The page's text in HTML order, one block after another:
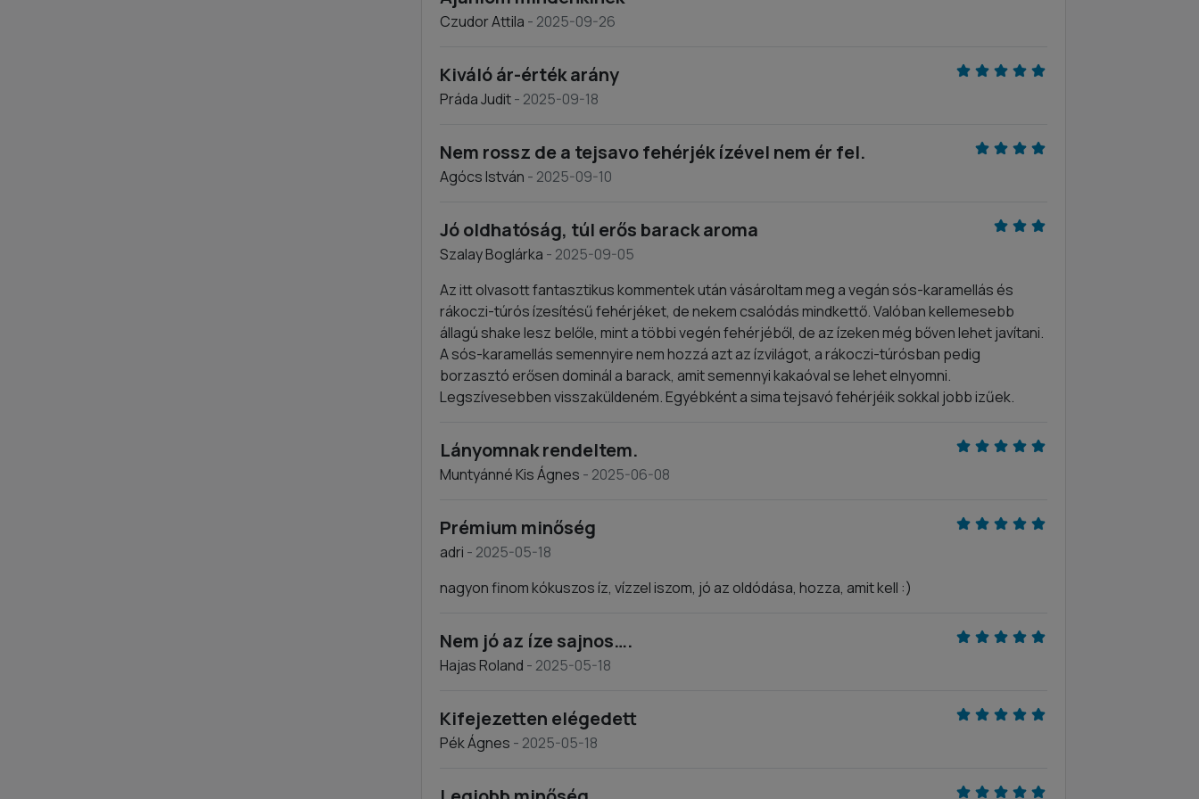
Czudor Attila - 2025-09-26
Kiváló ár-érték arány
Práda Judit- 2025-09-18
Nem rossz de a tejsavo fehérjék ízével nem ér fel.
Agócs István - 2025-09-10
Jó oldhatóság, túl erős barack aroma
Szalay Boglárka - 2025-09-05
Az itt olvasott fantasztikus kommentek után vásároltam meg a vegán sós-karamellás és
rákoczi-túrós ízesítésű fehérjéket, de nekem csalódás mindkettő. Valóban kellemesebb
állagú shake lesz belőle, mint a többi vegén fehérjéből, de az ízeken még bőven lehet javítani.
A sós-karamellás semennyire nem hozzá azt az ízvilágot, a rákoczi-túrósban pedig
borzasztó erősen dominál a barack, amit semennyi kakaóval se lehet elnyomni.
Legszívesebben visszaküldeném. Egyébként a sima tejsavó fehérjéik sokkal jobb izűek.
Lányomnak rendeltem.
Muntyánné Kis Ágnes - 2025-06-08
Prémium minőség
adri - 2025-05-18
nagyon finom kókuszos íz, vízzel iszom, jó az oldódása, hozza, amit kell :)
Nem jó az íze sajnos….
Hajas Roland - 2025-05-18
Kifejezetten elégedett
Pék Ágnes - 2025-05-18